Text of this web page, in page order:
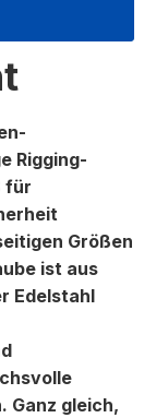
Rigging-
für
Größen
ist aus
Edelstahl
Ganz gleich,